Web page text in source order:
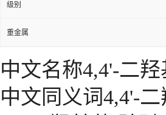
级别
重金属
中文名称4,4'-二
中文同义词4,4'-